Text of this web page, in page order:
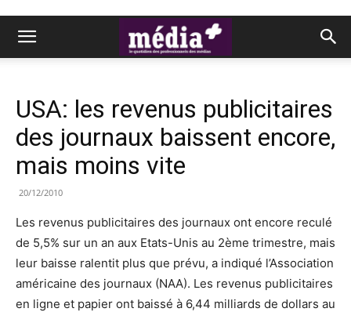
USA: les revenus publicitaires
des journaux baissent encore,
mais moins vite
20/12/2010
Les revenus publicitaires des journaux ont encore reculé
de 5,5% sur un an aux Etats-Unis au 2ème trimestre, mais
leur baisse ralentit plus que prévu, a indiqué l’Association
américaine des journaux (NAA). Les revenus publicitaires
en ligne et papier ont baissé à 6,44 milliards de dollars au